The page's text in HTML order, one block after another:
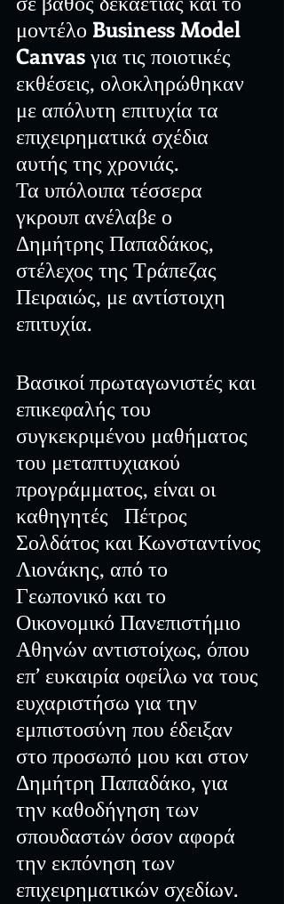
μοντέλο Business Model
Canvas για τις ποιοτικές
εκθέσεις, ολοκληρώθηκαν
με απόλυτη επιτυχία τα
επιχειρηματικά σχέδια
αυτής της χρονιάς.
Τα υπόλοιπα τέσσερα
γκρουπ ανέλαβε ο
Δημήτρης Παπαδάκος,
στέλεχος της Τράπεζας
Πειραιώς, με αντίστοιχη
επιτυχία.
Βασικοί πρωταγωνιστές και
επικεφαλής του
συγκεκριμένου μαθήματος
του μεταπτυχιακού
προγράμματος, είναι οι
καθηγητές   Πέτρος
Σολδάτος και Κωνσταντίνος
Λιονάκης, από το
Γεωπονικό και το
Οικονομικό Πανεπιστήμιο
Αθηνών αντιστοίχως, όπου
επ’ ευκαιρία οφείλω να τους
ευχαριστήσω για την
εμπιστοσύνη που έδειξαν
στο προσωπό μου και στον
Δημήτρη Παπαδάκο, για
την καθοδήγηση των
σπουδαστών όσον αφορά
την εκπόνηση των
επιχειρηματικών σχεδίων.